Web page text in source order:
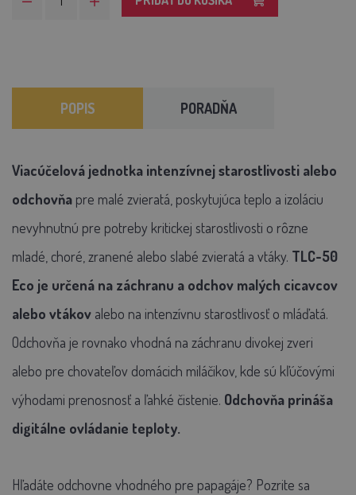
POPIS PORADŇA
Viacúčelová jednotka intenzívnej starostlivosti alebo
odchovňa pre malé zvieratá, poskytujúca teplo a izoláciu
nevyhnutnú pre potreby kritickej starostlivosti o rôzne
mladé, choré, zranené alebo slabé zvieratá a vtáky. TLC-50
Eco je určená na záchranu a odchov malých cicavcov
alebo vtákov alebo na intenzívnu starostlivosť o mláďatá.
Odchovňa je rovnako vhodná na záchranu divokej zveri
alebo pre chovateľov domácich miláčikov, kde sú kľúčovými
výhodami prenosnosť a ľahké čistenie. Odchovňa prináša
digitálne ovládanie teploty.
Hľadáte odchovne vhodného pre papagáje? Pozrite sa